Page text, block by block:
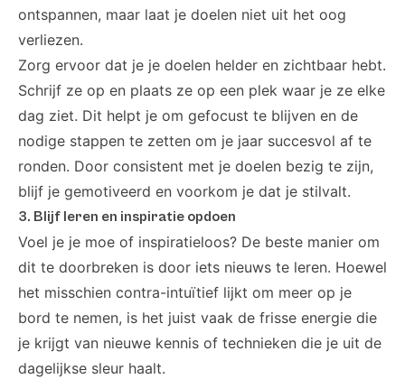
ontspannen, maar laat je doelen niet uit het oog
verliezen.
Zorg ervoor dat je je doelen helder en zichtbaar hebt.
Schrijf ze op en plaats ze op een plek waar je ze elke
dag ziet. Dit helpt je om gefocust te blijven en de
nodige stappen te zetten om je jaar succesvol af te
ronden. Door consistent met je doelen bezig te zijn,
blijf je gemotiveerd en voorkom je dat je stilvalt.
3. Blijf leren en inspiratie opdoen
Voel je je moe of inspiratieloos? De beste manier om
dit te doorbreken is door iets nieuws te leren. Hoewel
het misschien contra-intuïtief lijkt om meer op je
bord te nemen, is het juist vaak de frisse energie die
je krijgt van nieuwe kennis of technieken die je uit de
dagelijkse sleur haalt.